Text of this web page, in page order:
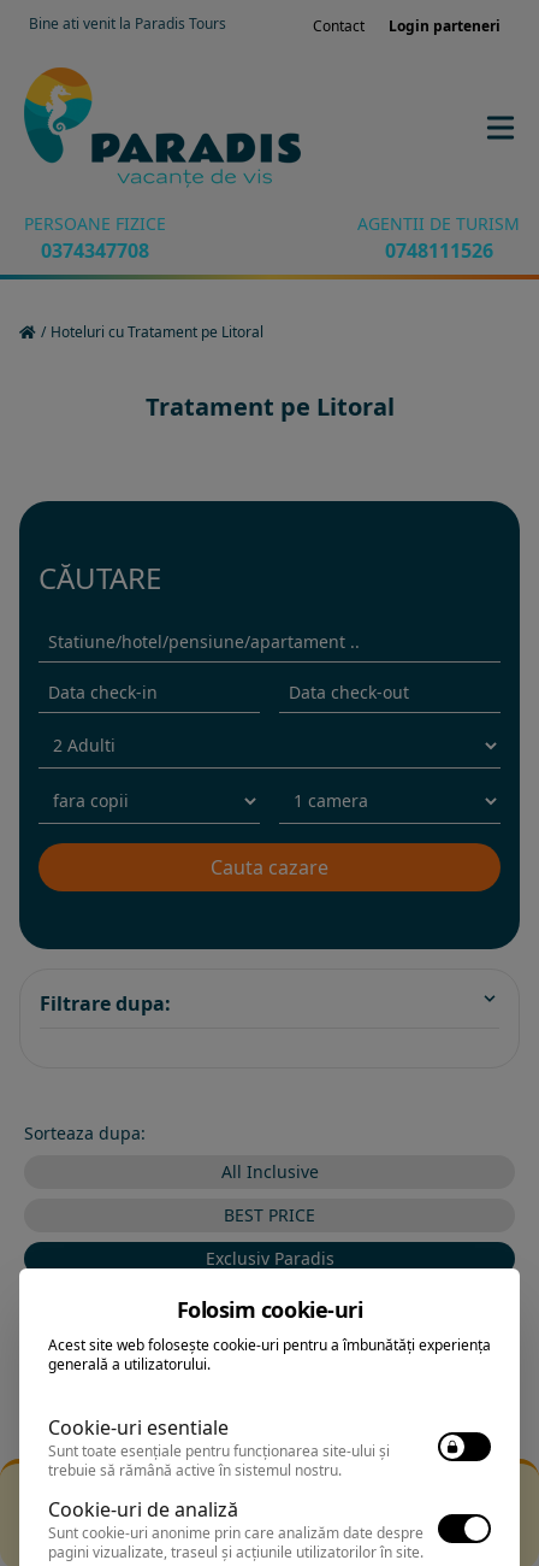
Bine ati venit la Paradis Tours Contact Login parteneri
PERSOANE FIZICE
0374347708
AGENTII DE TURISM
0748111526
/ Hoteluri cu Tratament pe Litoral
Tratament pe Litoral
CĂUTARE
Filtrare dupa:
Sorteaza dupa:
All Inclusive
BEST PRICE
Exclusiv Paradis
Stele 1-5
Stele 5-1
Incearca sa folosesti o cautarea mai generala sau alege
alte fitre.
Folosim cookie-uri
Acest site web folosește cookie-uri pentru a îmbunătăți experiența
generală a utilizatorului.
Cookie-uri esentiale
Sunt toate esențiale pentru funcționarea site-ului și
trebuie să rămână active în sistemul nostru.
Cookie-uri de analiză
Sunt cookie-uri anonime prin care analizăm date despre
pagini vizualizate, traseul și acțiunile utilizatorilor în site.